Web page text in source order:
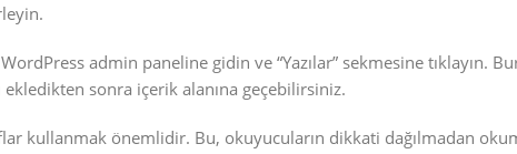
admin paneline gidin ve “Yazılar” sekmesine tıklayın.
ekledikten sonra içerik alanına geçebilirsiniz.
kullanmak önemlidir. Bu, okuyucuların dikkati dağılmadan